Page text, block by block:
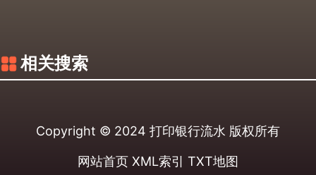
相关搜索
Copyright © 2024 打印银行流水 版权所有
网站首页 XML索引 TXT地图